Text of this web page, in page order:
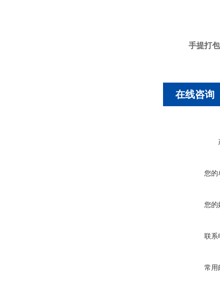
手提打
在线咨询
您的
您的
联系
常用